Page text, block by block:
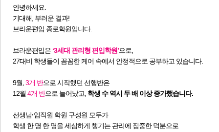
안녕하세요.
기대해, 부러운 결과!
브라운편입 종로학원입니다.
브라운편입은 ‘3세대 관리형 편입학원’으로,
27대비 학생들이 꼼꼼한 케어 속에서 안정적으로 공부하고 있습니다.
9월, 3개 반으로 시작했던 선행반은
12월 4개 반으로 늘어났고, 학생 수 역시 두 배 이 상 증가했습니다.
선생님·​​​임직원 학원 구성원 모두가
학생 한 명 한 명을 세심하게 챙기는 관리에 집중한 덕분으로